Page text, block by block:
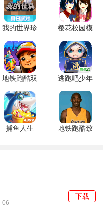
察其行为模式，找出应对
盲目行动。
结局，每一次的选择都会
趣与挑战。
的创新性，游戏机制的设
略的重要性。每一次与
，灵活应变，利用环境与
感。SCP收容失效以其独
成功吸引了众多玩家的关
我的世界珍
妮MOD
v1.20.32.03
官方安卓版
樱花校园模
拟器英文版
1.038.51
安卓版
地铁跑酷双
旦版本
7.04.0 安卓
版
逃跑吧少年
360版本
8.40.0 官方
正版
捕鱼人生
地铁跑酷致
06
下载